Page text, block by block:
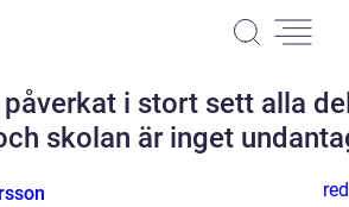
i stort sett alla
skolan är inget